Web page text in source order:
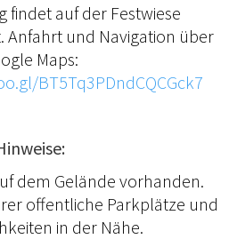
findet auf der Festwiese
Anfahrt und Navigation über
Maps:
BT5Tq3PDndCQCGck7
dem Gelände vorhanden.
offentliche Parkplätze und
in der Nähe.